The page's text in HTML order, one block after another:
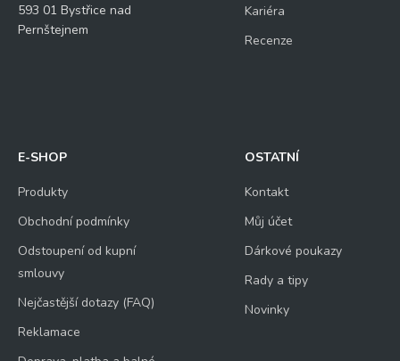
593 01 Bystřice nad
Pernštejnem
Kariéra
Recenze
E-SHOP
Produkty
Obchodní podmínky
Odstoupení od kupní
smlouvy
Nejčastější dotazy (FAQ)
Reklamace
OSTATNÍ
Kontakt
Můj účet
Dárkové poukazy
Rady a tipy
Novinky